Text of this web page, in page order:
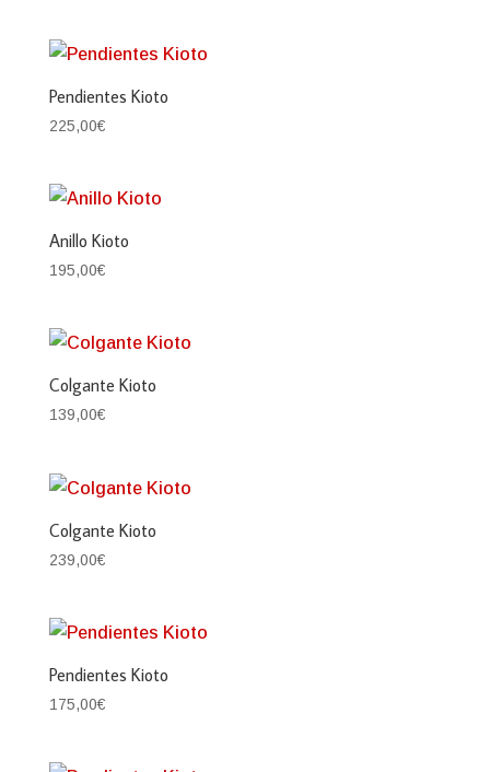
desde
hasta
Pendientes Kioto
225,00€
Anillo Kioto
195,00€
Colgante Kioto
139,00€
Colgante Kioto
239,00€
Pendientes Kioto
175,00€